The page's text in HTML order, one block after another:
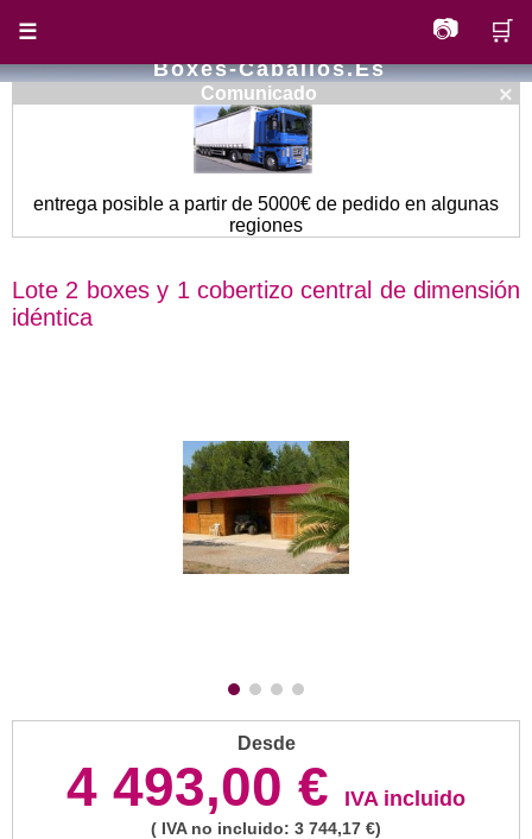
Boxes-Caballos.es
☰ 📷 🛒
×
Comunicado
entrega posible a partir de 5000€ de pedido en algunas
regiones
Lote 2 boxes y 1 cobertizo central de dimensión
idéntica
Desde
4 493,00 € IVA incluido
( IVA no incluido: 3 744,17 €)